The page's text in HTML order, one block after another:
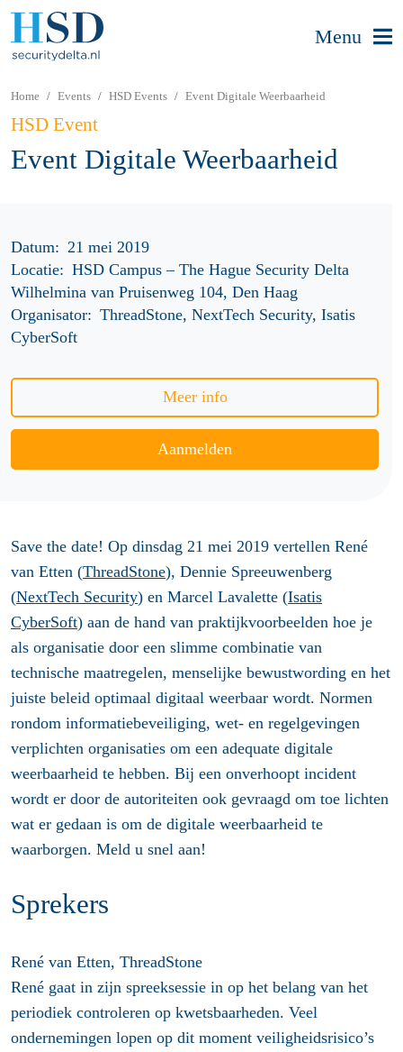
Menu
Home Events HSD Events Event Digitale Weerbaarheid
HSD Event
Event Digitale Weerbaarheid
Datum: 21 mei 2019
Locatie: HSD Campus – The Hague Security Delta
Wilhelmina van Pruisenweg 104, Den Haag
Organisator: ThreadStone, NextTech Security, Isatis
CyberSoft
Meer info
Aanmelden
Save the date! Op dinsdag 21 mei 2019 vertellen René
van Etten (ThreadStone), Dennie Spreeuwenberg
(NextTech Security) en Marcel Lavalette (Isatis
CyberSoft) aan de hand van praktijkvoorbeelden hoe je
als organisatie door een slimme combinatie van
technische maatregelen, menselijke bewustwording en het
juiste beleid optimaal digitaal weerbaar wordt. Normen
rondom informatiebeveiliging, wet- en regelgevingen
verplichten organisaties om een adequate digitale
weerbaarheid te hebben. Bij een onverhoopt incident
wordt er door de autoriteiten ook gevraagd om toe lichten
wat er gedaan is om de digitale weerbaarheid te
waarborgen. Meld u snel aan!
Sprekers
René van Etten, ThreadStone
René gaat in zijn spreeksessie in op het belang van het
periodiek controleren op kwetsbaarheden. Veel
ondernemingen lopen op dit moment veiligheidsrisico’s